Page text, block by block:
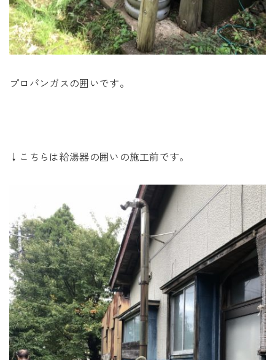
プロパンガスの囲いです。
↓こちらは給湯器の囲いの施工前です。